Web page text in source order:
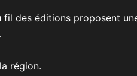
des éditions proposent
région.